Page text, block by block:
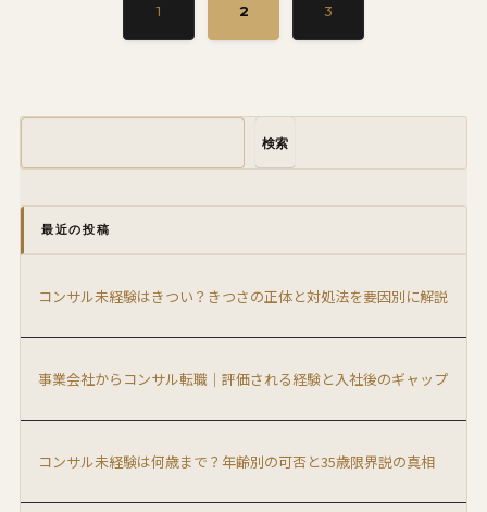
1 2 3
検索
最近の投稿
コンサル未経験はきつい？きつさの正体と対処法を要因別に解説
事業会社からコンサル転職｜評価される経験と入社後のギャップ
コンサル未経験は何歳まで？年齢別の可否と35歳限界説の真相